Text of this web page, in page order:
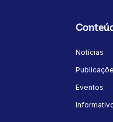
Notícias
Eventos